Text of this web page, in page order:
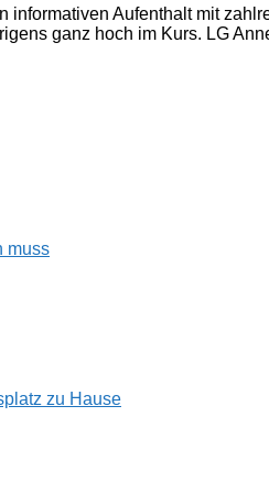
Aufenthalt mit
ganz hoch im Kurs. LG
muss
zu Hause